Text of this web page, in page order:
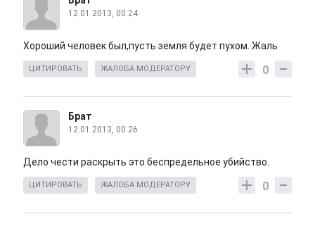
12.01.2013, 00:24
Хороший человек был,пусть земля будет пухом. Жаль
0
ЦИТИРОВАТЬ ЖАЛОБА МОДЕРАТОРУ
Брат
12.01.2013, 00:26
Дело чести раскрыть это беспредельное убийство.
0
ЦИТИРОВАТЬ ЖАЛОБА МОДЕРАТОРУ